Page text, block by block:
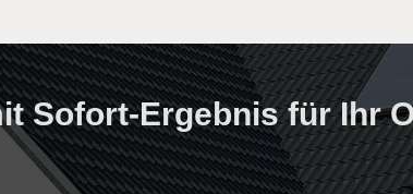
Sofort-Ergebnis für Ihr